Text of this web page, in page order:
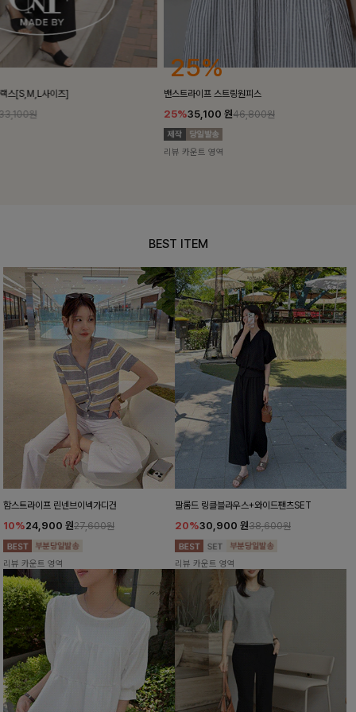
25%
밴스트라이프 스트링원피스
46,800원
12%
BEST ITEM
함스트라이프 린넨브이넥가디건
10%24,900 원27,600원
리뷰 카운트 영역
팔롬드 링클블라우스+와이드팬츠SET
20%30,900 원38,600원
리뷰 카운트 영역